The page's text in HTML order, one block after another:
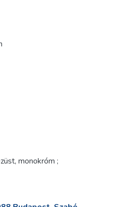
monokróm ;